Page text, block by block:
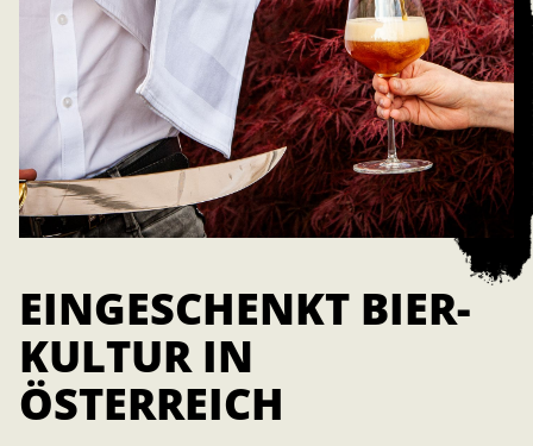
EINGESCHENKT BIER-
KULTUR IN
ÖSTERREICH